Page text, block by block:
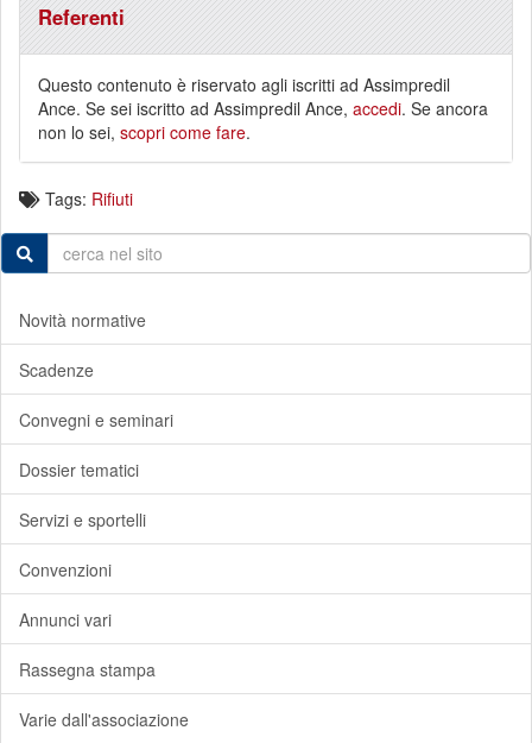
Referenti
Questo contenuto è riservato agli iscritti ad Assimpredil
Ance. Se sei iscritto ad Assimpredil Ance, accedi. Se ancora
non lo sei, scopri come fare.
Tags: Rifiuti
Novità normative
Scadenze
Convegni e seminari
Dossier tematici
Servizi e sportelli
Convenzioni
Annunci vari
Rassegna stampa
Varie dall'associazione